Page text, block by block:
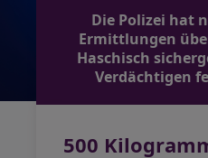
Die Polizei hat
Ermittlungen
Haschisch
Verdächtigen
500